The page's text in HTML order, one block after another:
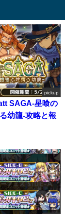
pickup
SAGA-星喰の
幼龍-攻略と報